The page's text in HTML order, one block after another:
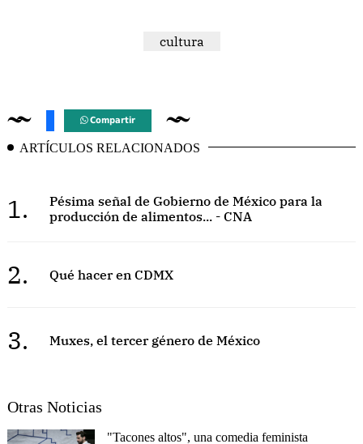
cultura
Compartir
ARTÍCULOS RELACIONADOS
1.
Pésima señal de Gobierno de México para la
producción de alimentos... - CNA
2. Qué hacer en CDMX
3. Muxes, el tercer género de México
Otras Noticias
"Tacones altos", una comedia feminista